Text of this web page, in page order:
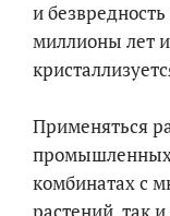
и
миллионы лет
Применяться
промышленных
комбинатах с